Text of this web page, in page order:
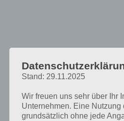
Stand: 29.11.2025
Wir freuen uns sehr über Ihr
Unternehmen. Eine Nutzung
grundsätzlich ohne jede